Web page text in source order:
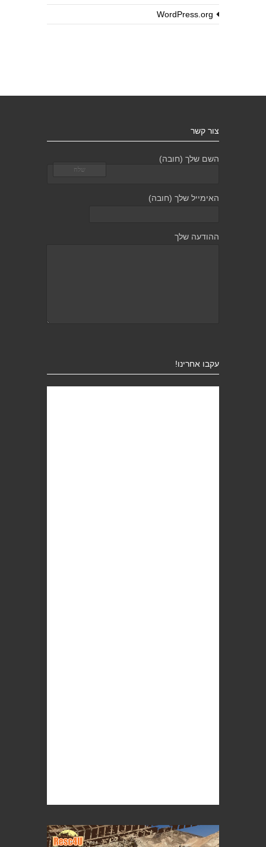
WordPress.org
צור קשר
השם שלך (חובה)
האימייל שלך (חובה)
ההודעה שלך
עקבו אחרינו!